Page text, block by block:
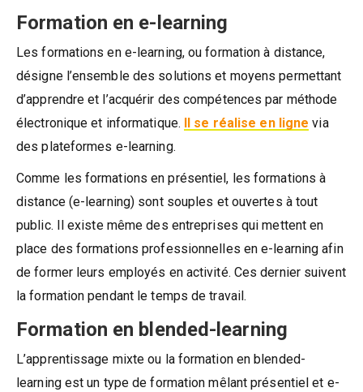
Formation en e-learning
Les formations en e-learning, ou formation à distance,
désigne l’ensemble des solutions et moyens permettant
d’apprendre et l’acquérir des compétences par méthode
électronique et informatique. Il se réalise en ligne via
des plateformes e-learning.
Comme les formations en présentiel, les formations à
distance (e-learning) sont souples et ouvertes à tout
public. Il existe même des entreprises qui mettent en
place des formations professionnelles en e-learning afin
de former leurs employés en activité. Ces dernier suivent
la formation pendant le temps de travail.
Formation en blended-learning
L’apprentissage mixte ou la formation en blended-
learning est un type de formation mêlant présentiel et e-